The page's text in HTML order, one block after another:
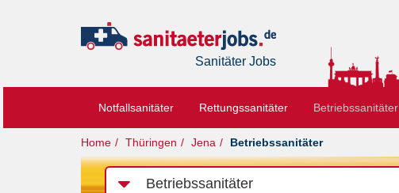
Sanitäter Jobs
Notfallsanitäter Rettungssanitäter Betriebssanitäter
Home Thüringen Jena Betriebssanitäter
Job-
Kategorie